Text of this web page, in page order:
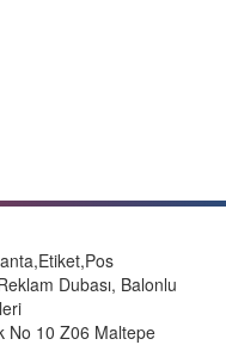
Dubası, Balonlu
No 10 Z06 Maltepe